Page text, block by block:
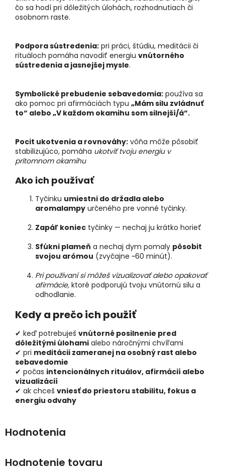
čo sa hodí pri dôležitých úlohách, rozhodnutiach či
osobnom raste.
Podpora sústredenia: pri práci, štúdiu, meditácii či
rituáloch pomáha navodiť energiu vnútorného
sústredenia a jasnejšej mysle.
Symbolické prebudenie sebavedomia: používa sa
ako pomoc pri afirmáciách typu „Mám silu zvládnuť
to“ alebo „V každom okamihu som silnejší/á“.
Pocit ukotvenia a rovnováhy: vôňa môže pôsobiť
stabilizujúco, pomáha ukotviť tvoju energiu v
prítomnom okamihu
Ako ich používať
Tyčinku umiestni do držadla alebo
aromalampy určeného pre vonné tyčinky.
Zapáľ koniec tyčinky — nechaj ju krátko horieť
Sfúkni plameň a nechaj dym pomaly pôsobit
svojou arómou (zvyčajne ~60 minút).
Pri používaní si môžeš vizualizovať alebo opakovať
afirmácie, ktoré podporujú tvoju vnútornú silu a
odhodlanie.
Kedy a prečo ich použiť
✔ keď potrebuješ vnútorné posilnenie pred
dôležitými úlohami alebo náročnými chvíľami
✔ pri meditácii zameranej na osobný rast alebo
sebavedomie
✔ počas intencionálnych rituálov, afirmácií alebo
vizualizácií
✔ ak chceš vniesť do priestoru stabilitu, fokus a
energiu odvahy
Hodnotenie tovaru